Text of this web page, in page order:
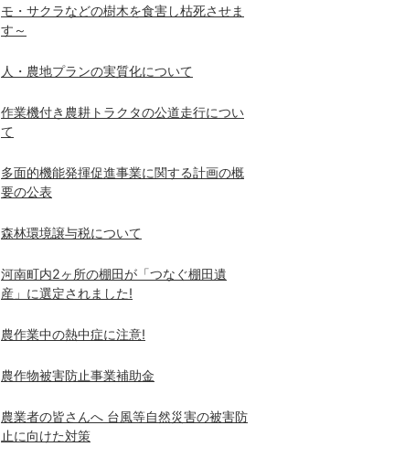
モ・サクラなどの樹木を食害し枯死させま
す～
人・農地プランの実質化について
作業機付き農耕トラクタの公道走行につい
て
多面的機能発揮促進事業に関する計画の概
要の公表
森林環境譲与税について
河南町内2ヶ所の棚田が「つなぐ棚田遺
産」に選定されました!
農作業中の熱中症に注意!
農作物被害防止事業補助金
農業者の皆さんへ 台風等自然災害の被害防
止に向けた対策